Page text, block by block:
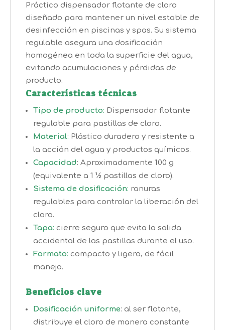
Práctico dispensador flotante de cloro
diseñado para mantener un nivel estable de
desinfección en piscinas y spas. Su sistema
regulable asegura una dosificación
homogénea en toda la superficie del agua,
evitando acumulaciones y pérdidas de
producto.
Características técnicas
Tipo de producto: Dispensador flotante
regulable para pastillas de cloro.
Material: Plástico duradero y resistente a
la acción del agua y productos químicos.
Capacidad: Aproximadamente 100 g
(equivalente a 1 ½ pastillas de cloro).
Sistema de dosificación: ranuras
regulables para controlar la liberación del
cloro.
Tapa: cierre seguro que evita la salida
accidental de las pastillas durante el uso.
Formato: compacto y ligero, de fácil
manejo.
Beneficios clave
Dosificación uniforme: al ser flotante,
distribuye el cloro de manera constante